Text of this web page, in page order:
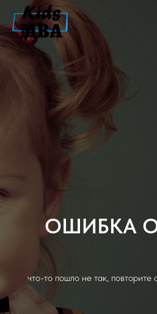
ОШИБКА
что-то пошло не так,